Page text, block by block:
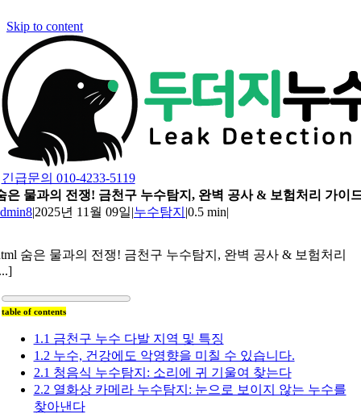
Skip to content
긴급문의 010-4233-5119
은 물과의 전쟁! 금천구 누수탐지, 완벽 공사 & 보험처리 가이
|2025년 11월 09일|누수탐지 |0.5 min|
숨은 물과의 전쟁! 금천구 누수탐지, 완벽 공사 & 보험처리
table of contents
1.1 금천구 누수 다발 지역 및 특징
1.2 누수, 건강에도 악영향을 미칠 수 있습니다.
2.1 청음식 누수탐지: 소리에 귀 기울여 찾는다
2.2 열화상 카메라 누수탐지: 눈으로 보이지 않는 누수를
찾아낸다